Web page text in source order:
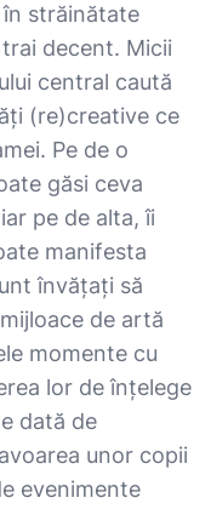
străinătate
decent. Micii
central caută
(re)creative ce
Pe de o
găsi ceva
pe de alta, îi
manifesta
învățați să
de artă
momente cu
lor de înțelege
dată de
unor copii
evenimente